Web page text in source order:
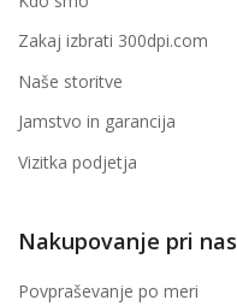
Zakaj izbrati 300dpi.com
Naše storitve
Jamstvo in garancija
Vizitka podjetja
Nakupovanje pri nas
Povpraševanje po meri